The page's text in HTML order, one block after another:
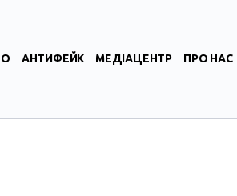
АНТИФЕЙК МЕДІАЦЕНТР ПРО НАС